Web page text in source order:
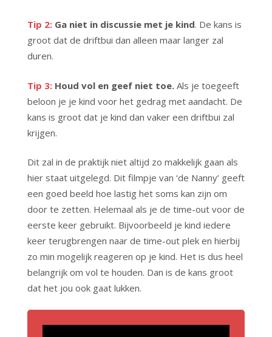
Tip 2: Ga niet in discussie met je kind. De kans is
groot dat de driftbui dan alleen maar langer zal
duren.
Tip 3: Houd vol en geef niet toe. Als je toegeeft
beloon je je kind voor het gedrag met aandacht. De
kans is groot dat je kind dan vaker een driftbui zal
krijgen.
Dit zal in de praktijk niet altijd zo makkelijk gaan als
hier staat uitgelegd. Dit filmpje van ‘de Nanny’ geeft
een goed beeld hoe lastig het soms kan zijn om
door te zetten. Helemaal als je de time-out voor de
eerste keer gebruikt. Bijvoorbeeld je kind iedere
keer terugbrengen naar de time-out plek en hierbij
zo min mogelijk reageren op je kind. Het is dus heel
belangrijk om vol te houden. Dan is de kans groot
dat het jou ook gaat lukken.